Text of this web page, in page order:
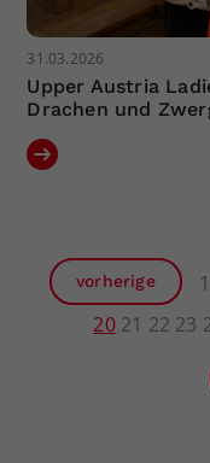
31.03.2026
Upper Austria
Drachen und
vorherige 1
20 21 22 23